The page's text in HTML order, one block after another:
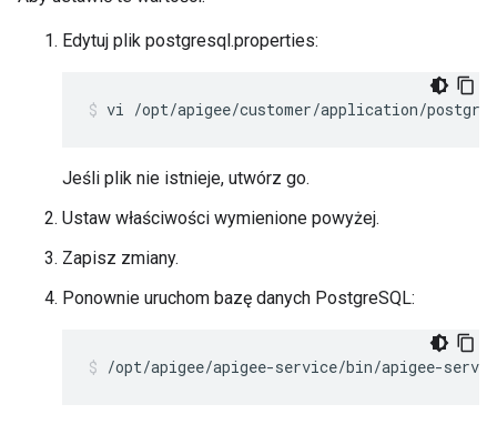
Edytuj plik postgresql.properties:
vi /opt/apigee/customer/application/
Jeśli plik nie istnieje, utwórz go.
Ustaw właściwości wymienione powyżej.
Zapisz zmiany.
Ponownie uruchom bazę danych PostgreSQL:
/opt/apigee/apigee-service/bin/apigee-